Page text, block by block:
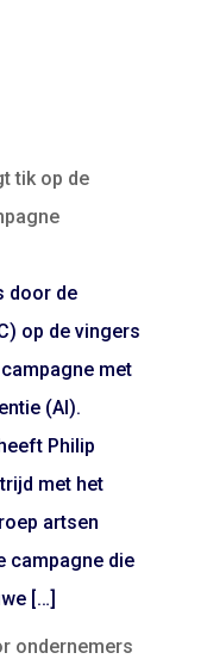
tik op de
door de
op de vingers
met
(AI).
Philip
met het
artsen
campagne die
[…]
ondernemers